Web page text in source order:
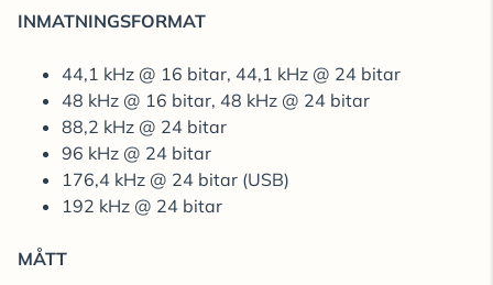
INMATNINGSFORMAT
44,1 kHz @ 16 bitar, 44,1 kHz @ 24 bitar
48 kHz @ 16 bitar, 48 kHz @ 24 bitar
88,2 kHz @ 24 bitar
96 kHz @ 24 bitar
176,4 kHz @ 24 bitar (USB)
192 kHz @ 24 bitar
MÅTT